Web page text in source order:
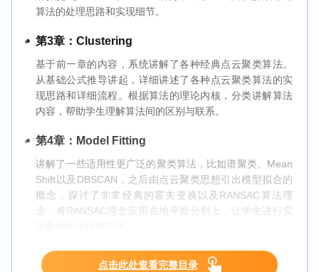
算法的处理思路和实现细节。
第3章：Clustering
基于前一章的内容，系统讲解了各种经典点云聚类算法。
从基础公式推导讲起，详细讲述了各种点云聚类算法的实
现思路和详细流程。根据算法的理论内核，分类讲解算法
内容，帮助学生理解算法间的区别与联系。
第4章：Model Fitting
讲解了一些适用性更广泛的聚类算法，比如谱聚类、Mean
Shift以及DBSCAN，之后由点云聚类思想引出模型拟合的
概念，探讨了非常经典的霍夫变换以及RANSAC算法理
念，将RANSAC理念应用在地平面分割上，让学生进行实
点击此处查看完整目录